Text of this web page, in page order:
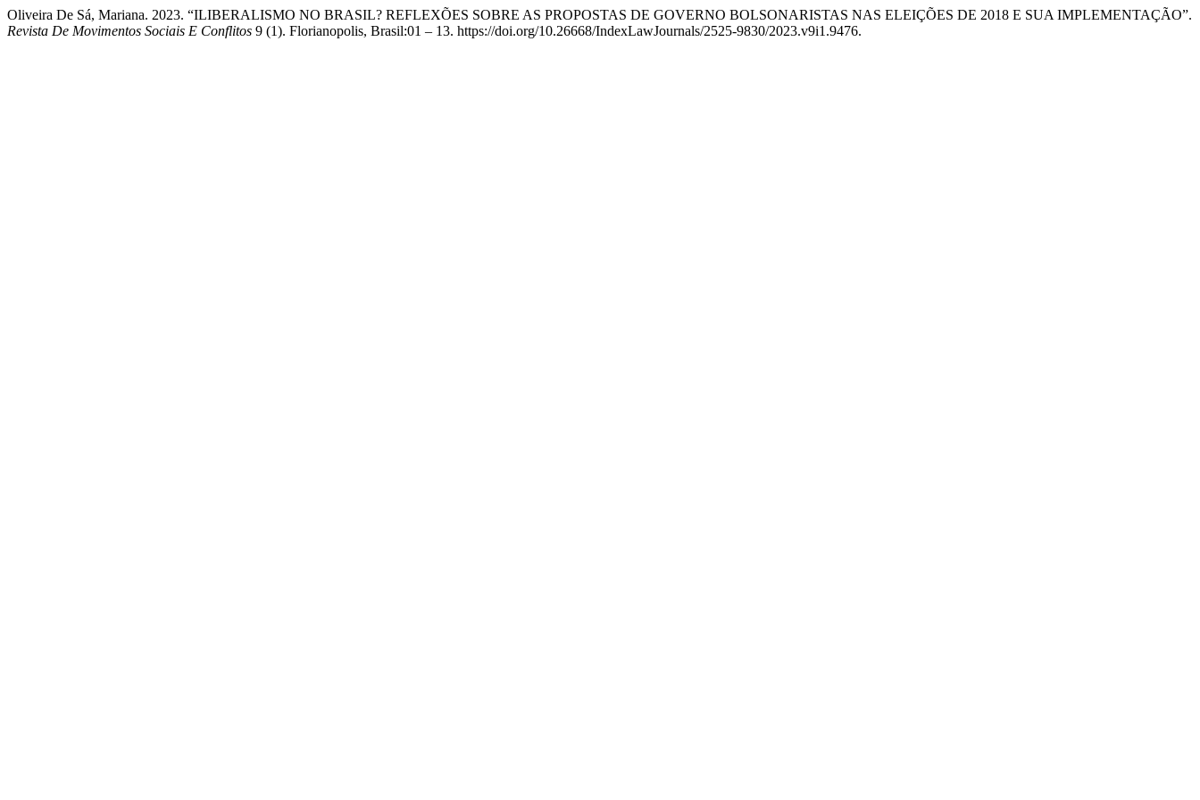
Oliveira De Sá, Mariana. 2023. “ILIBERALISMO NO BRASIL? REFLEXÕES SOBRE AS PROPOSTAS DE GOVERNO BOLSONARISTAS NAS ELEIÇÕES DE 2018 E SUA IMPLEMENTAÇÃO”.
Revista De Movimentos Sociais E Conflitos 9 (1). Florianopolis, Brasil:01 – 13. https://doi.org/10.26668/IndexLawJournals/2525-9830/2023.v9i1.9476.